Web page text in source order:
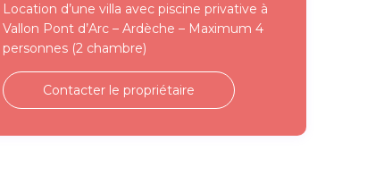
Location d’une villa avec piscine privative à
Vallon Pont d’Arc – Ardèche – Maximum 4
personnes (2 chambre)
Contacter le propriétaire